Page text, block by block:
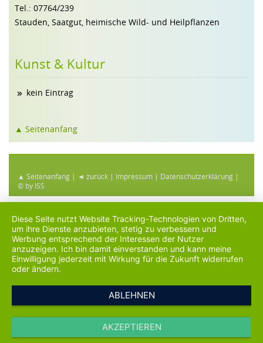
Tel.: 07764/239
Stauden, Saatgut, heimische Wild- und Heilpflanzen
Kunst & Kultur
kein Eintrag
▲ Seitenanfang
▲ Seitenanfang | ◄ zurück | Impressum | Datenschutzerklärung |
© by ISS
Diese Seite nutzt Website Tracking-Technologien von Dritten,
um ihre Dienste anzubieten, stetig zu verbessern und
Werbung entsprechend der Interessen der Nutzer
anzuzeigen. Ich bin damit einverstanden und kann meine
Einwilligung jederzeit mit Wirkung für die Zukunft widerrufen
oder ändern.
ABLEHNEN
AKZEPTIEREN